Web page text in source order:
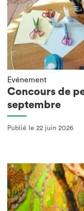
Evénement
Concours de
septembre
Publié le 22 juin 2026